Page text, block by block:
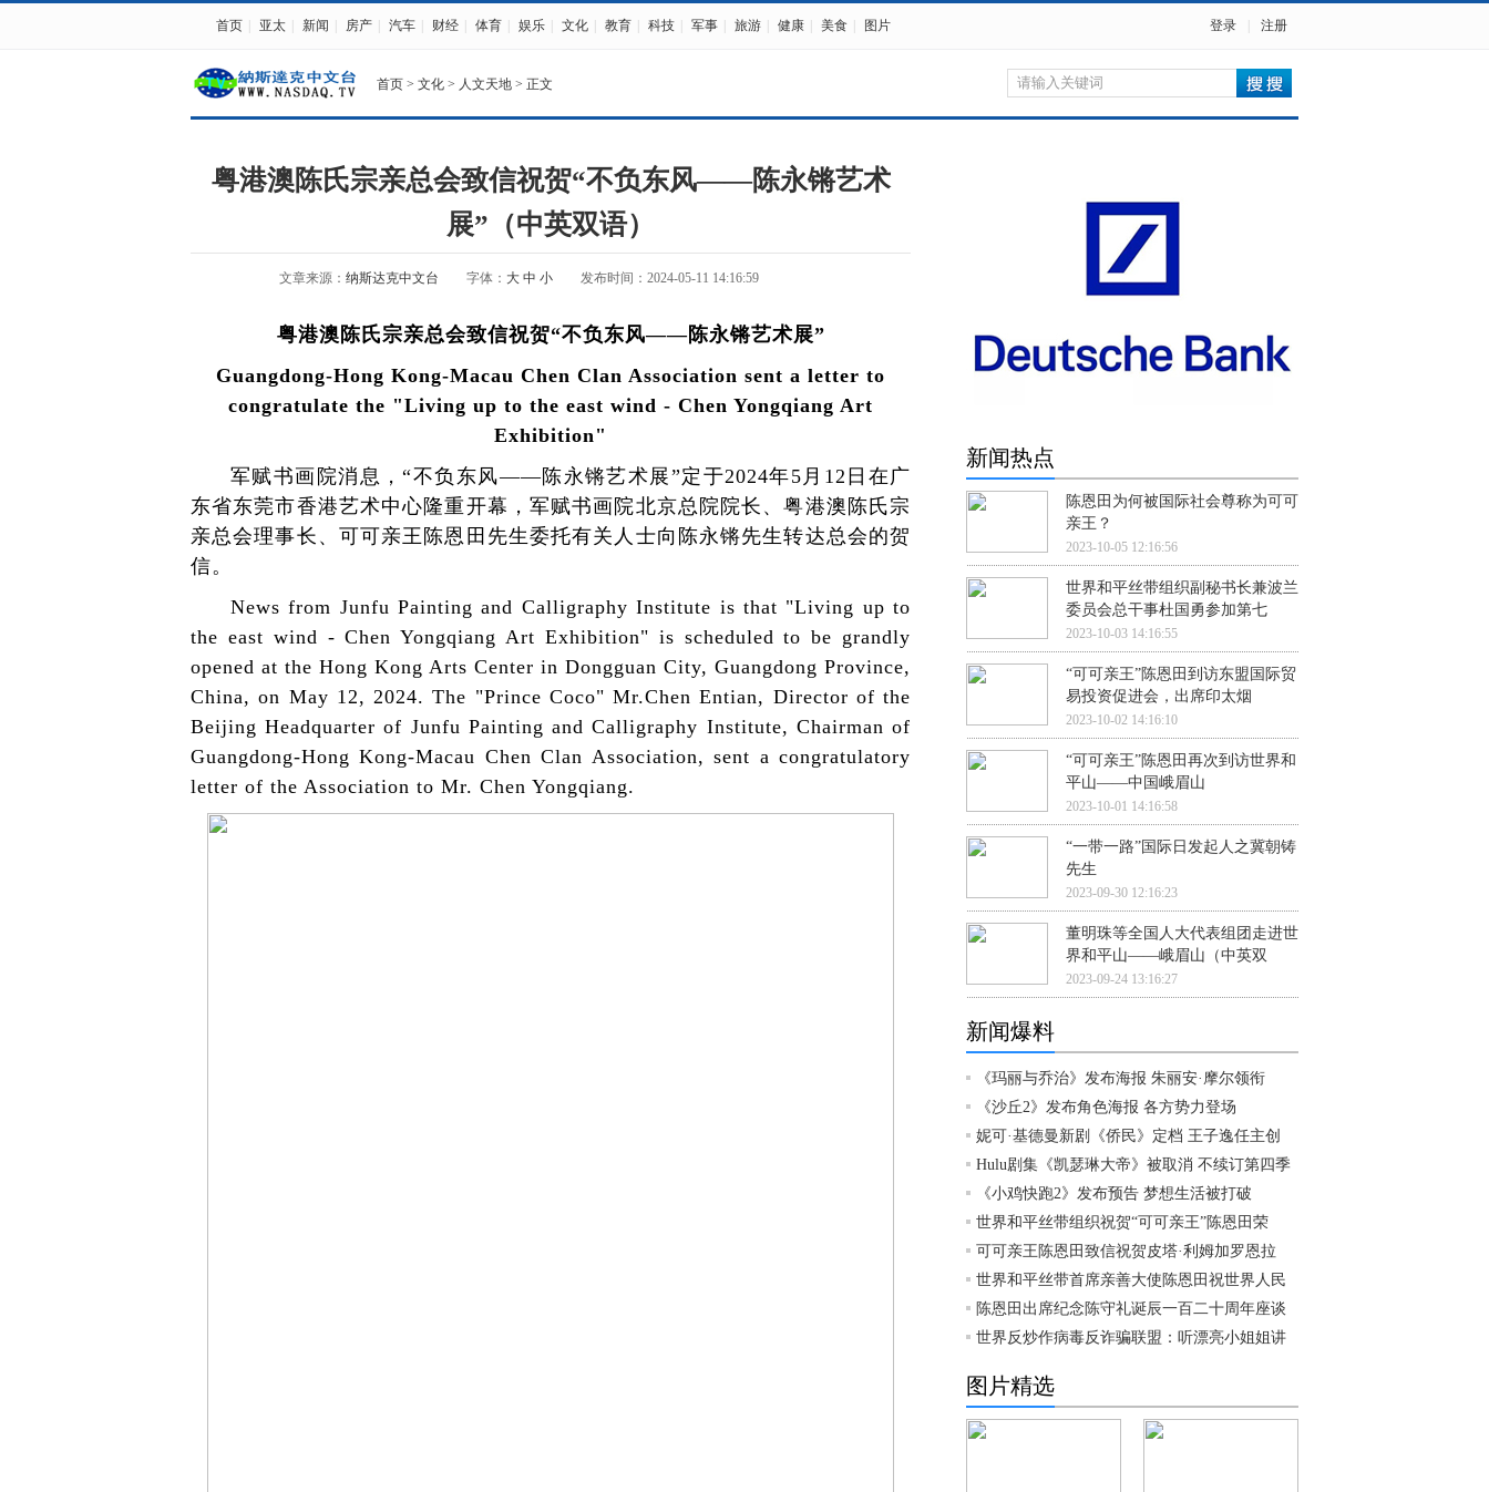
首页 亚太 新闻 房产 汽车 财经 体育 娱乐 文化 教育 科技 军事 旅游 健康 美食 图片 登录 注册
首页 > 文化 > 人文天地 > 正文
粤港澳陈氏宗亲总会致信祝贺“不负东风——陈永锵艺术
展”（中英双语）
文章来源： 纳斯达克中文台 字体： 大 中 小 发布时间：2024-05-11 14:16:59
粤港澳陈氏宗亲总会致信祝贺“不负东风——陈永锵艺术展”
Guangdong-Hong Kong-Macau Chen Clan Association sent a letter to
congratulate the "Living up to the east wind - Chen Yongqiang Art
Exhibition"
军赋书画院消息，“不负东风——陈永锵艺术展”定于2024年5月12日在广
东省东莞市香港艺术中心隆重开幕，军赋书画院北京总院院长、粤港澳陈氏宗
亲总会理事长、可可亲王陈恩田先生委托有关人士向陈永锵先生转达总会的贺
信。
News from Junfu Painting and Calligraphy Institute is that "Living up to
the east wind - Chen Yongqiang Art Exhibition" is scheduled to be grandly
opened at the Hong Kong Arts Center in Dongguan City, Guangdong Province,
China, on May 12, 2024. The "Prince Coco" Mr.Chen Entian, Director of the
Beijing Headquarter of Junfu Painting and Calligraphy Institute, Chairman of
Guangdong-Hong Kong-Macau Chen Clan Association, sent a congratulatory
letter of the Association to Mr. Chen Yongqiang.
新闻热点
陈恩田为何被国际社会尊称为可可
亲王？
2023-10-05 12:16:56
世界和平丝带组织副秘书长兼波兰
委员会总干事杜国勇参加第七
2023-10-03 14:16:55
“可可亲王”陈恩田到访东盟国际贸
易投资促进会，出席印太烟
2023-10-02 14:16:10
“可可亲王”陈恩田再次到访世界和
平山——中国峨眉山
2023-10-01 14:16:58
“一带一路”国际日发起人之冀朝铸
先生
2023-09-30 12:16:23
董明珠等全国人大代表组团走进世
界和平山——峨眉山（中英双
2023-09-24 13:16:27
新闻爆料
《玛丽与乔治》发布海报 朱丽安·摩尔领衔
《沙丘2》发布角色海报 各方势力登场
妮可·基德曼新剧《侨民》定档 王子逸任主创
Hulu剧集《凯瑟琳大帝》被取消 不续订第四季
《小鸡快跑2》发布预告 梦想生活被打破
世界和平丝带组织祝贺“可可亲王”陈恩田荣
可可亲王陈恩田致信祝贺皮塔·利姆加罗恩拉
世界和平丝带首席亲善大使陈恩田祝世界人民
陈恩田出席纪念陈守礼诞辰一百二十周年座谈
世界反炒作病毒反诈骗联盟：听漂亮小姐姐讲
图片精选